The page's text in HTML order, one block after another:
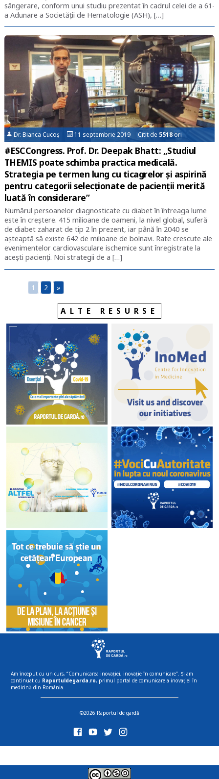
sângerare, conform unui studiu prezentat în cadrul celei de a 61-
a Adunare a Societății de Hematologie (ASH), […]
Dr. Bianca Cucoș 11 septembrie 2019 Citit de 5518ori
#ESCCongress. Prof. Dr. Deepak Bhatt: „Studiul
THEMIS poate schimba practica medicală.
Strategia pe termen lung cu ticagrelor și aspirină
pentru categorii selecționate de pacienții merită
luată în considerare”
Numărul persoanelor diagnosticate cu diabet în întreaga lume
este în creștere. 415 milioane de oameni, la nivel global, suferă
de diabet zaharat de tip 2 în prezent, iar până în 2040 se
așteaptă să existe 642 de milioane de bolnavi. Rate crescute ale
evenimentelor cardiovasculare ischemice sunt înregistrate la
acești pacienți. Noi strategii de a […]
1 2 »
ALTE RESURSE
Am început cu un curs, “Comunicarea inovației, inovație în comunicare”. Și am
continuat cu Raportuldegarda.ro, primul portal de comunicare a inovației în
medicină din România.
©2026 Raportul de gardă